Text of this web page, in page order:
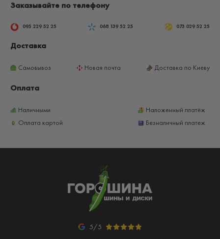
Заказывайте по телефону
095 229 52 25 068 139 52 25 073 029 52 25
Доставка
Самовывоз Новая почта Доставка по Киеву
Оплата
Наличными
Наложенный платёж
Оплата картой
Безналичный платеж
5/5